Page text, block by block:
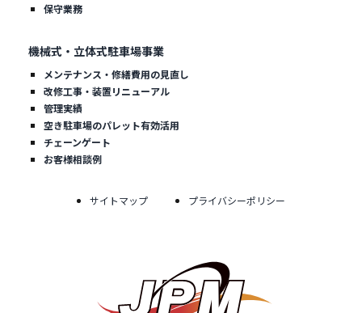
保守業務
機械式・立体式駐車場事業
メンテナンス・修繕費用の見直し
改修工事・装置リニューアル
管理実績
空き駐車場のパレット有効活用
チェーンゲート
お客様相談例
サイトマップ プライバシーポリシー